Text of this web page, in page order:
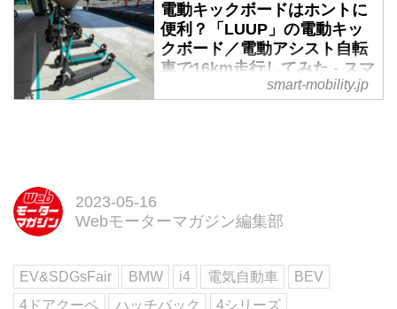
電動キックボードはホントに
便利？「LUUP」の電動キッ
クボード／電動アシスト自転
車で16km走行してみた - スマ
ートモビリティJP
回は長距離走行してわかったメリ
smart-mobility.jp
2023-05-16
Webモーターマガジン編集部
EV&SDGsFair BMW i4 電気自動車
BEV
4ドアクーペ
ハッチバック 4シリーズ